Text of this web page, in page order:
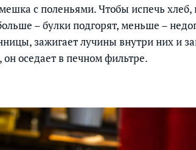
с поленьями. Чтобы испечь
– булки подгорят, меньше –
зажигает лучины внутри них и
оседает в печном фильтре.